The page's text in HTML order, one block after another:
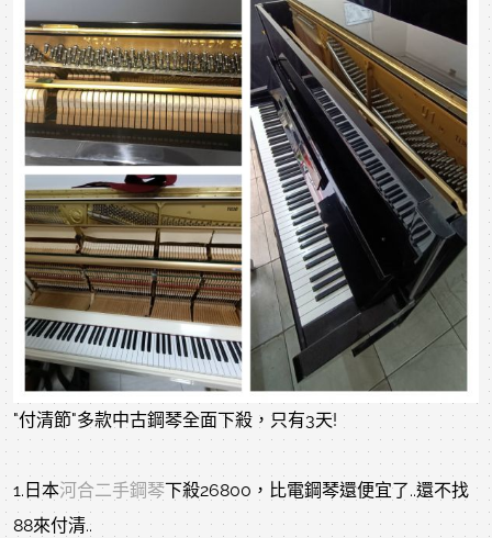
"付清節"多款中古鋼琴全面下殺，只有3天!
1.日本河合二手鋼琴下殺26800，比電鋼琴還便宜了..還不找
88來付清..